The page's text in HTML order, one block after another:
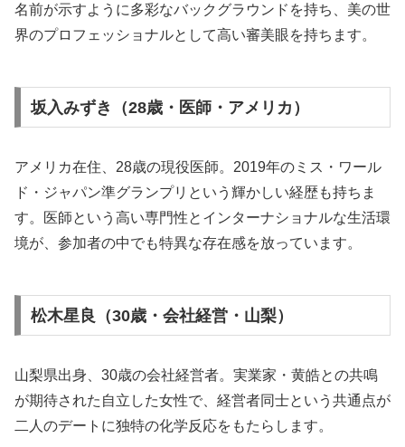
名前が示すように多彩なバックグラウンドを持ち、美の世
界のプロフェッショナルとして高い審美眼を持ちます。
坂入みずき（28歳・医師・アメリカ）
アメリカ在住、28歳の現役医師。2019年のミス・ワール
ド・ジャパン準グランプリという輝かしい経歴も持ちま
す。医師という高い専門性とインターナショナルな生活環
境が、参加者の中でも特異な存在感を放っています。
松木星良（30歳・会社経営・山梨）
山梨県出身、30歳の会社経営者。実業家・黄皓との共鳴
が期待された自立した女性で、経営者同士という共通点が
二人のデートに独特の化学反応をもたらします。